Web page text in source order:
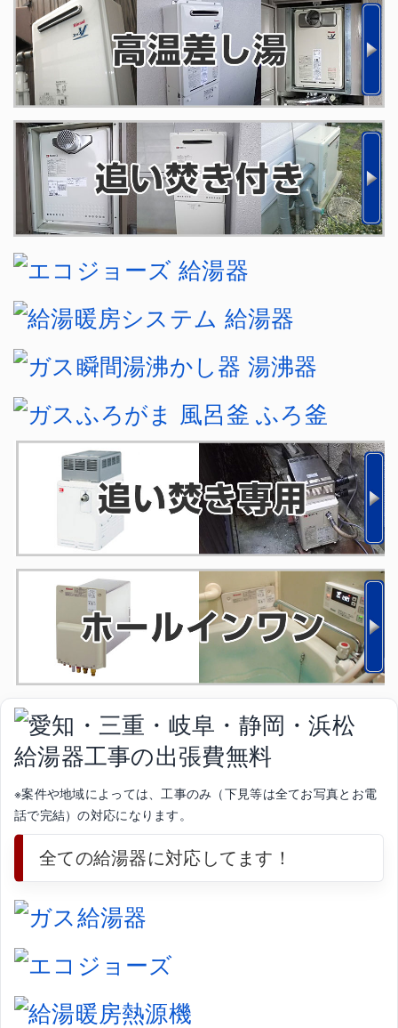
※案件や地域によっては、工事のみ（下見等は全てお写真とお電
話で完結）の対応になります。
全ての給湯器に対応してます！